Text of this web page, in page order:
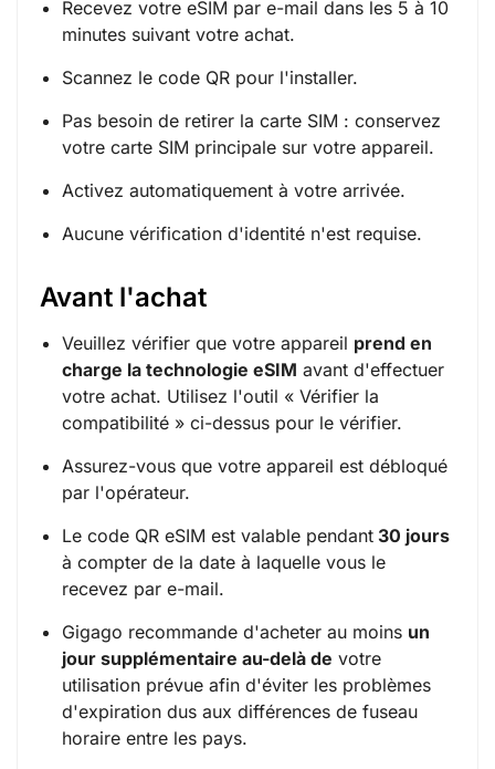
Recevez votre eSIM par e-mail dans les 5 à 10
minutes suivant votre achat.
Scannez le code QR pour l'installer.
Pas besoin de retirer la carte SIM : conservez
votre carte SIM principale sur votre appareil.
Activez automatiquement à votre arrivée.
Aucune vérification d'identité n'est requise.
Avant l'achat
Veuillez vérifier que votre appareil prend en
charge la technologie eSIM avant d'effectuer
votre achat. Utilisez l'outil « Vérifier la
compatibilité » ci-dessus pour le vérifier.
Assurez-vous que votre appareil est débloqué
par l'opérateur.
Le code QR eSIM est valable pendant 30 jours
à compter de la date à laquelle vous le
recevez par e-mail.
Gigago recommande d'acheter au moins un
jour supplémentaire au-delà de votre
utilisation prévue afin d'éviter les problèmes
d'expiration dus aux différences de fuseau
horaire entre les pays.